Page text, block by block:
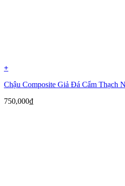
+
Chậu Composite Giả Đá Cẩm Thạch
750,000₫